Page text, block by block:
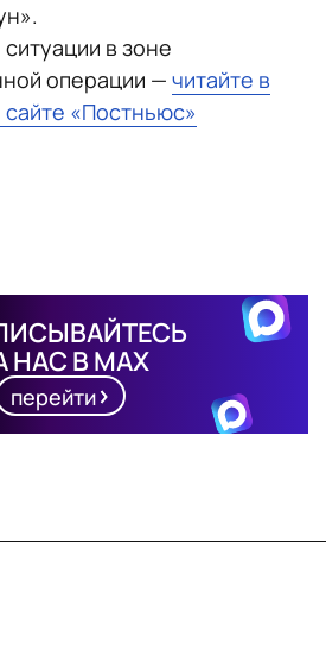
в зоне
операции — читайте в
«Постньюс»
НАС В MAX
перейти